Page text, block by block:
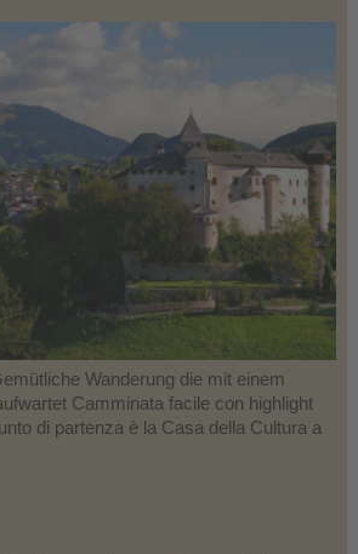
Wanderung die mit einem
Camminata facile con highlight
di partenza è la Casa della Cultura a